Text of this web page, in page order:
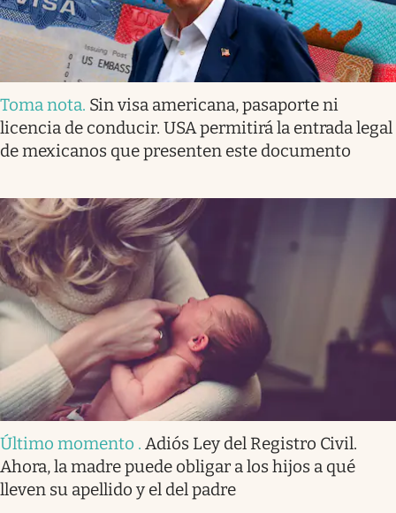
Toma nota. Sin visa americana, pasaporte ni
licencia de conducir. USA permitirá la entrada legal
de mexicanos que presenten este documento
Último momento . Adiós Ley del Registro Civil.
Ahora, la madre puede obligar a los hijos a qué
lleven su apellido y el del padre